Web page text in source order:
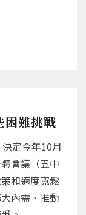
困難挑戰
定今年10月
會議（五中
和適度寬鬆
內需、推動